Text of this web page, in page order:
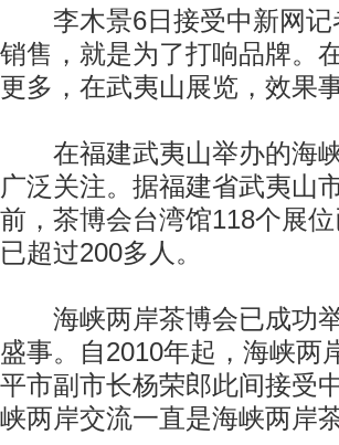
李木景6日接受中新网记
销售，就是为了打响品牌。
更多，在武夷山展览，效果
在福建武夷山举办的海峡
广泛关注。据福建省武夷山
前，茶博会台湾馆118个展
已超过200多人。
海峡两岸茶博会已成功举
盛事。自2010年起，海峡两
平市副市长杨荣郎此间接受
峡两岸交流一直是海峡两岸